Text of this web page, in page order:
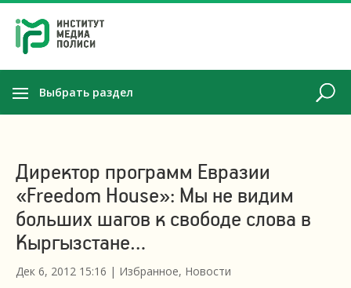
Выбрать раздел
Директор программ Евразии
«Freedom House»: Мы не видим
больших шагов к свободе слова в
Кыргызстане…
Дек 6, 2012 15:16 | Избранное, Новости